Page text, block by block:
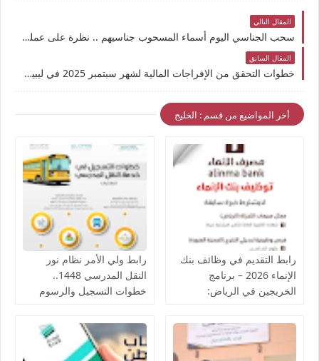
المقال التالي
سحب الجناسي اليوم أسماء المسحوب جناسيهم .. نظرة على عمليات سحب الجنسية في عام 2025
المقال السابق
خطوات التحقق من الإفراجات المالية لشهر سبتمبر 2025 في ليبيا | الدبيبة يستجيب لمطالب موظفي شركة الخدمات الأرضية
أخر المواضيع من قسم : الخليج
رابط التقديم في وظائف بنك
الإنماء 2026 – برنامج
الخريجين في الرياض:
رابط ولي الأمر نظام نور
النقل المدرسي 1448..
خطوات التسجيل والرسوم
الباص